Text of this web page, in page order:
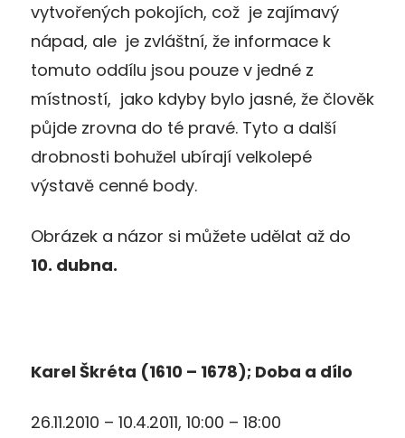
vytvořených pokojích, což je zajímavý
nápad, ale je zvláštní, že informace k
tomuto oddílu jsou pouze v jedné z
místností, jako kdyby bylo jasné, že člověk
půjde zrovna do té pravé. Tyto a další
drobnosti bohužel ubírají velkolepé
výstavě cenné body.
Obrázek a názor si můžete udělat až do
10. dubna.
Karel Škréta (1610 – 1678); Doba a dílo
26.11.2010 – 10.4.2011, 10:00 – 18:00